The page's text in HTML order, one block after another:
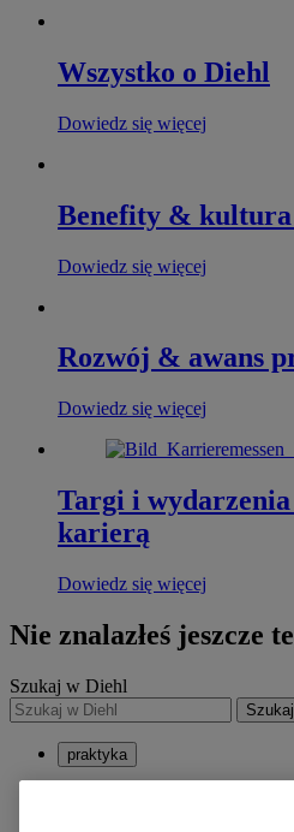
Wszystko o Diehl
Dowiedz się więcej
Benefity &
Dowiedz się więcej
Rozwój & awans
Dowiedz się więcej
Targi i wydarzenia
karierą
Dowiedz się więcej
Nie znalazłeś jeszcze
Szukaj w Diehl
Szukaj
praktyka